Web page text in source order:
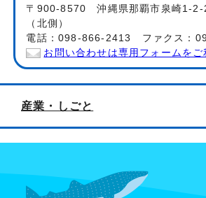
〒900-8570 沖縄県那覇市泉崎1-2-
（北側）
電話：098-866-2413 ファクス：
お問い合わせは専用フォームをご
産業・しごと